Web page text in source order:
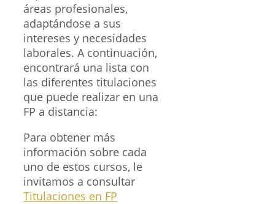
áreas profesionales,
adaptándose a sus
intereses y necesidades
laborales. A continuación,
encontrará una lista con
las diferentes titulaciones
que puede realizar en una
FP a distancia:
Para obtener más
información sobre cada
uno de estos cursos, le
invitamos a consultar
Titulaciones en FP